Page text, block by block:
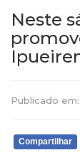
Neste
Publicado em:
Compartilhar